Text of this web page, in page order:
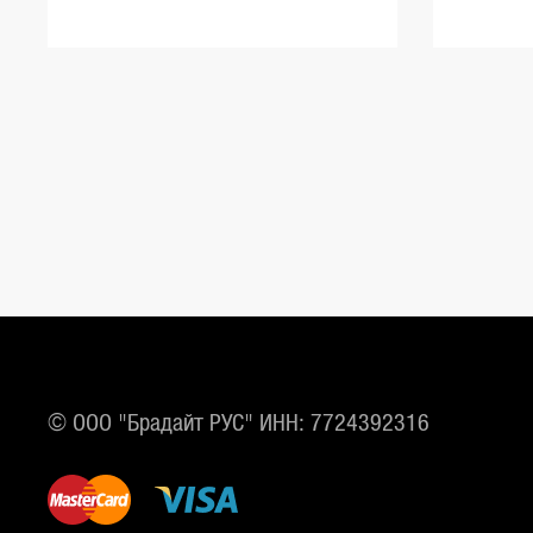
© ООО "Брадайт РУС" ИНН: 7724392316